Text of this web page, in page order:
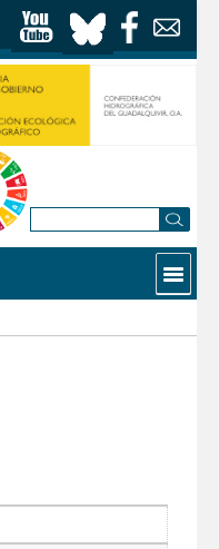
Contactar